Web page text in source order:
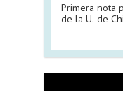
Primera nota
de la U. de